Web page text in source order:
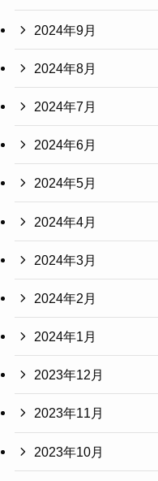
2024年9月
2024年8月
2024年7月
2024年6月
2024年5月
2024年4月
2024年3月
2024年2月
2024年1月
2023年12月
2023年11月
2023年10月